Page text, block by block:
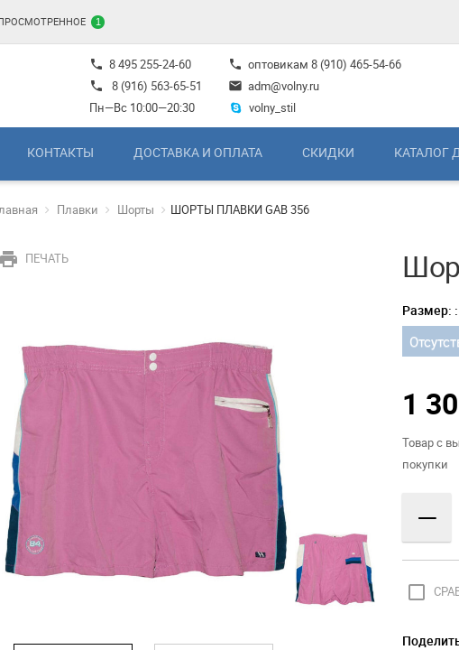
1
phone 8 495 255-24-60
phone
8 (916) 563-65-51
Пн—Вс 10:00—20:30
phone оптовикам 8 (910) 465-54-66
mail adm@volny.ru
volny_stil
КОНТАКТЫ ДОСТАВКА И ОПЛАТА СКИДКИ КАТАЛОГ
Плавки Шорты ШОРТЫ ПЛАВКИ GAB 356
print ПЕЧАТЬ
Размер: :
1
Товар с
покупки
—
check_box_outline_blank